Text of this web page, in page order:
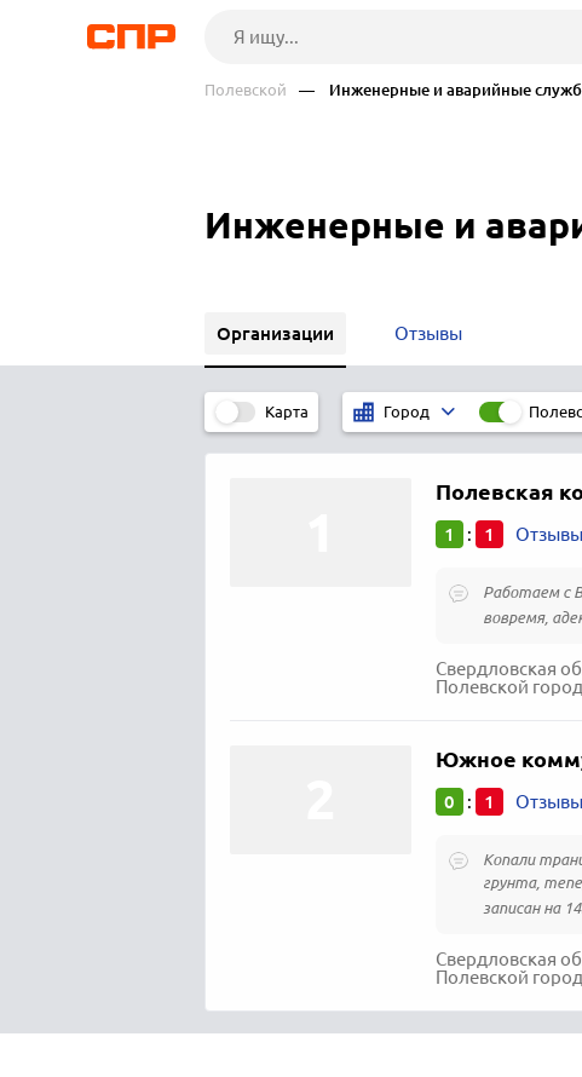
Полевской — Инженерные и аварийные
Инженерные и
Организации Отзывы
Карта Город
Полевская
1 : 1
Работаем с
вовремя,
Свердловская
Полевской
Южное
0 : 1
Копали
грунта,
записан на
Свердловская
Полевской